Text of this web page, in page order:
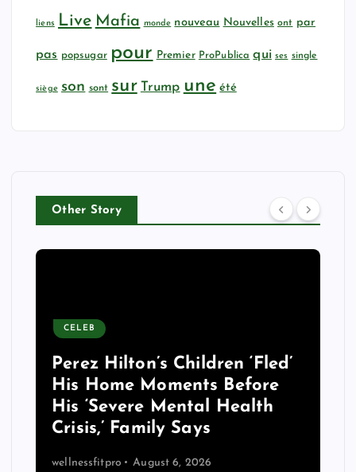
liens Live Mafia monde nouveau Nouvelles ont par
pas popsugar pour Premier ProPublica qui ses single
siège son sont sur Trump une été
Other Story
NEWS
The Guardian view on mental
health: the new secretary of
state should make it a
priority | Editorial
wellnessfitpro August 6, 2026